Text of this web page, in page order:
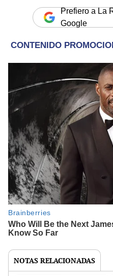
Prefiero a La
Google
NOTAS RELACIONADAS